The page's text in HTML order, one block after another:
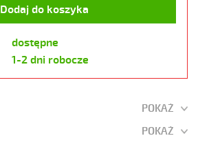
Dodaj do koszyka
dostępne
1-2 dni robocze
POKAŻ
POKAŻ